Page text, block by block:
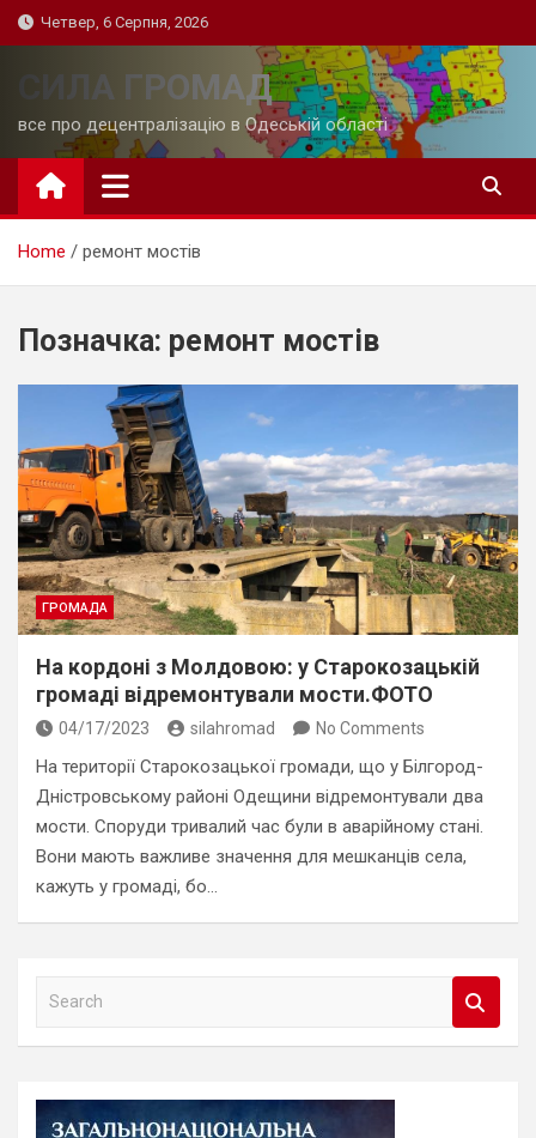
Skip
to
Четвер, 6 Серпня, 2026
СИЛА ГРОМАД
все про децентралізацію в Одеській області
Home ремонт мостів
Позначка: ремонт мостів
ГРОМАДА
На кордоні з Молдовою: у Старокозацькій
громаді відремонтували мости.ФОТО
04/17/2023 silahromad No Comments
На території Старокозацької громади, що у Білгород-
Дністровському районі Одещини відремонтували два
мости. Споруди тривалий час були в аварійному стані.
Вони мають важливе значення для мешканців села,
кажуть у громаді, бо…
a